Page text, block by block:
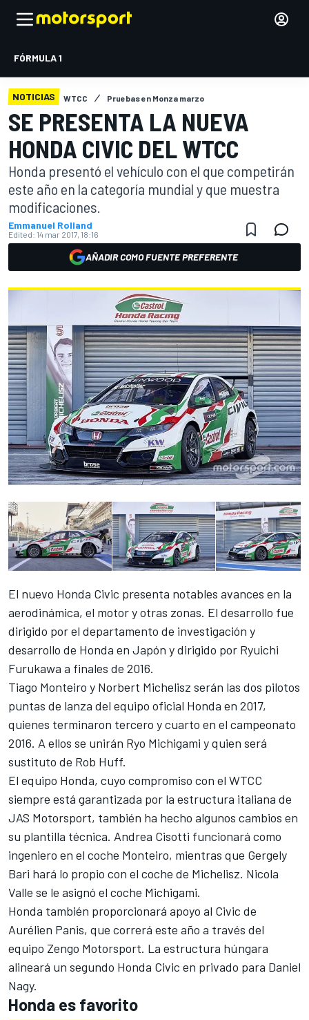
FÓRMULA 1
NOTICIAS WTCC Pruebas en Monza marzo
SE PRESENTA LA NUEVA
HONDA CIVIC DEL WTCC
Honda presentó el vehículo con el que competirán
este año en la categoría mundial y que muestra
modificaciones.
Emmanuel Rolland
Edited: 14 mar 2017, 18:16
AÑADIR COMO FUENTE PREFERENTE
El nuevo Honda Civic presenta notables avances en la
aerodinámica, el motor y otras zonas. El desarrollo fue
dirigido por el departamento de investigación y
desarrollo de Honda en Japón y dirigido por Ryuichi
Furukawa a finales de 2016.
Tiago Monteiro y Norbert Michelisz serán las dos pilotos
puntas de lanza del equipo oficial Honda en 2017,
quienes terminaron tercero y cuarto en el campeonato
2016. A ellos se unirán Ryo Michigami y quien será
sustituto de Rob Huff.
El equipo Honda, cuyo compromiso con el WTCC
siempre está garantizada por la estructura italiana de
JAS Motorsport, también ha hecho algunos cambios en
su plantilla técnica. Andrea Cisotti funcionará como
ingeniero en el coche Monteiro, mientras que Gergely
Bari hará lo propio con el coche de Michelisz. Nicola
Valle se le asignó el coche Michigami.
Honda también proporcionará apoyo al Civic de
Aurélien Panis, que correrá este año a través del
equipo Zengo Motorsport. La estructura húngara
alineará un segundo Honda Civic en privado para Daniel
Nagy.
Honda es favorito